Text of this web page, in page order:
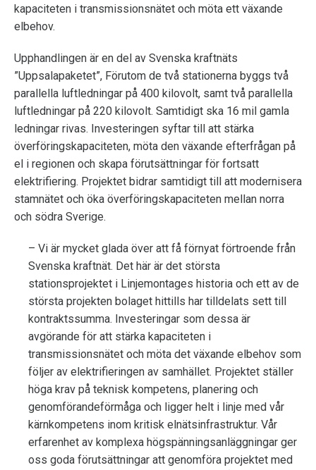
kapaciteten i transmissionsnätet och möta ett växande
elbehov.
Upphandlingen är en del av Svenska kraftnäts
”Uppsalapaketet”, Förutom de två stationerna byggs två
parallella luftledningar på 400 kilovolt, samt två parallella
luftledningar på 220 kilovolt. Samtidigt ska 16 mil gamla
ledningar rivas. Investeringen syftar till att stärka
överföringskapaciteten, möta den växande efterfrågan på
el i regionen och skapa förutsättningar för fortsatt
elektrifiering. Projektet bidrar samtidigt till att modernisera
stamnätet och öka överföringskapaciteten mellan norra
och södra Sverige.
– Vi är mycket glada över att få förnyat förtroende från
Svenska kraftnät. Det här är det största
stationsprojektet i Linjemontages historia och ett av de
största projekten bolaget hittills har tilldelats sett till
kontraktssumma. Investeringar som dessa är
avgörande för att stärka kapaciteten i
transmissionsnätet och möta det växande elbehov som
följer av elektrifieringen av samhället. Projektet ställer
höga krav på teknisk kompetens, planering och
genomförandeförmåga och ligger helt i linje med vår
kärnkompetens inom kritisk elnätsinfrastruktur. Vår
erfarenhet av komplexa högspänningsanläggningar ger
oss goda förutsättningar att genomföra projektet med